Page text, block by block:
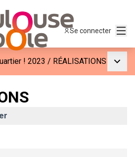
Se connecter
! 2023 / RÉALISATIONS